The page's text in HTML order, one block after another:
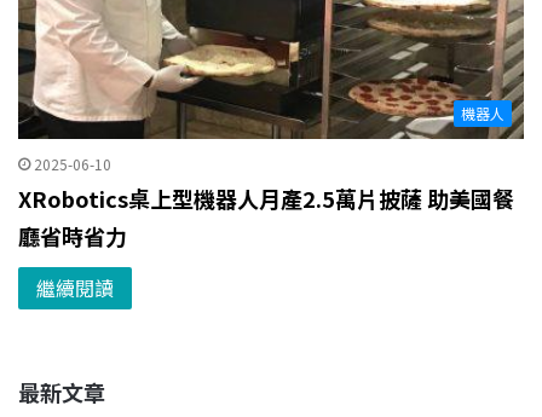
機器人
2025-06-10
XRobotics桌上型機器人月產2.5萬片披薩 助美國餐
廳省時省力
繼續閱讀
最新文章